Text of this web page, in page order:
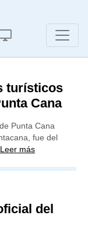
turísticos
Cana
Punta Cana
fue del
Leer más
del